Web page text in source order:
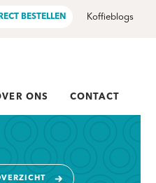
BESTELLEN Koffieblogs
ONS CONTACT